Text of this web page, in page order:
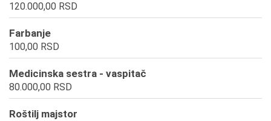
120.000,00 RSD
Farbanje
100,00 RSD
Medicinska sestra - vaspitač
80.000,00 RSD
Roštilj majstor